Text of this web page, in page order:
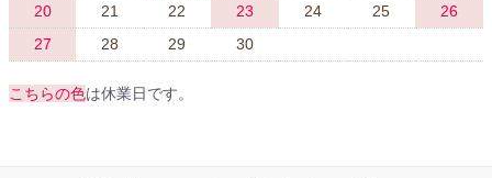
20
21 22 23 24 25
26
27
28 29 30
こちらの色は休業日です。